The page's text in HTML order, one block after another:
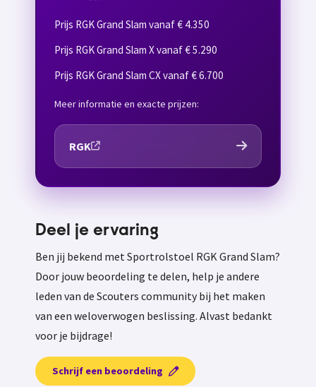
Prijs RGK Grand Slam vanaf € 4.350
Prijs RGK Grand Slam X vanaf € 5.290
Prijs RGK Grand Slam CX vanaf € 6.700
Meer informatie en exacte prijzen:
RGK
Deel je ervaring
Ben jij bekend met Sportrolstoel RGK Grand Slam?
Door jouw beoordeling te delen, help je andere
leden van de Scouters community bij het maken
van een weloverwogen beslissing. Alvast bedankt
voor je bijdrage!
Schrijf een beoordeling